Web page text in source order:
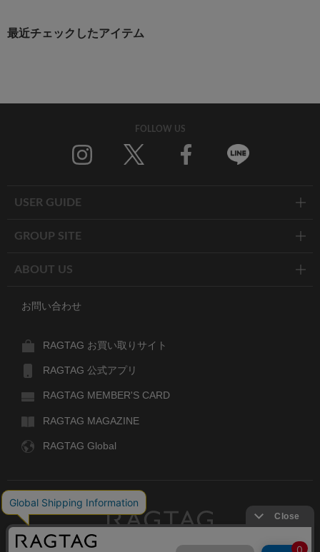
最近チェックしたアイテム
FOLLOW US
USER GUIDE
GROUP SITE
ABOUT US
お問い合わせ
RAGTAG お買い取りサイト
RAGTAG 公式アプリ
RAGTAG MEMBER'S CARD
RAGTAG MAGAZINE
RAGTAG Global
デザイナーズブランドのユーズド・セレクトショップ